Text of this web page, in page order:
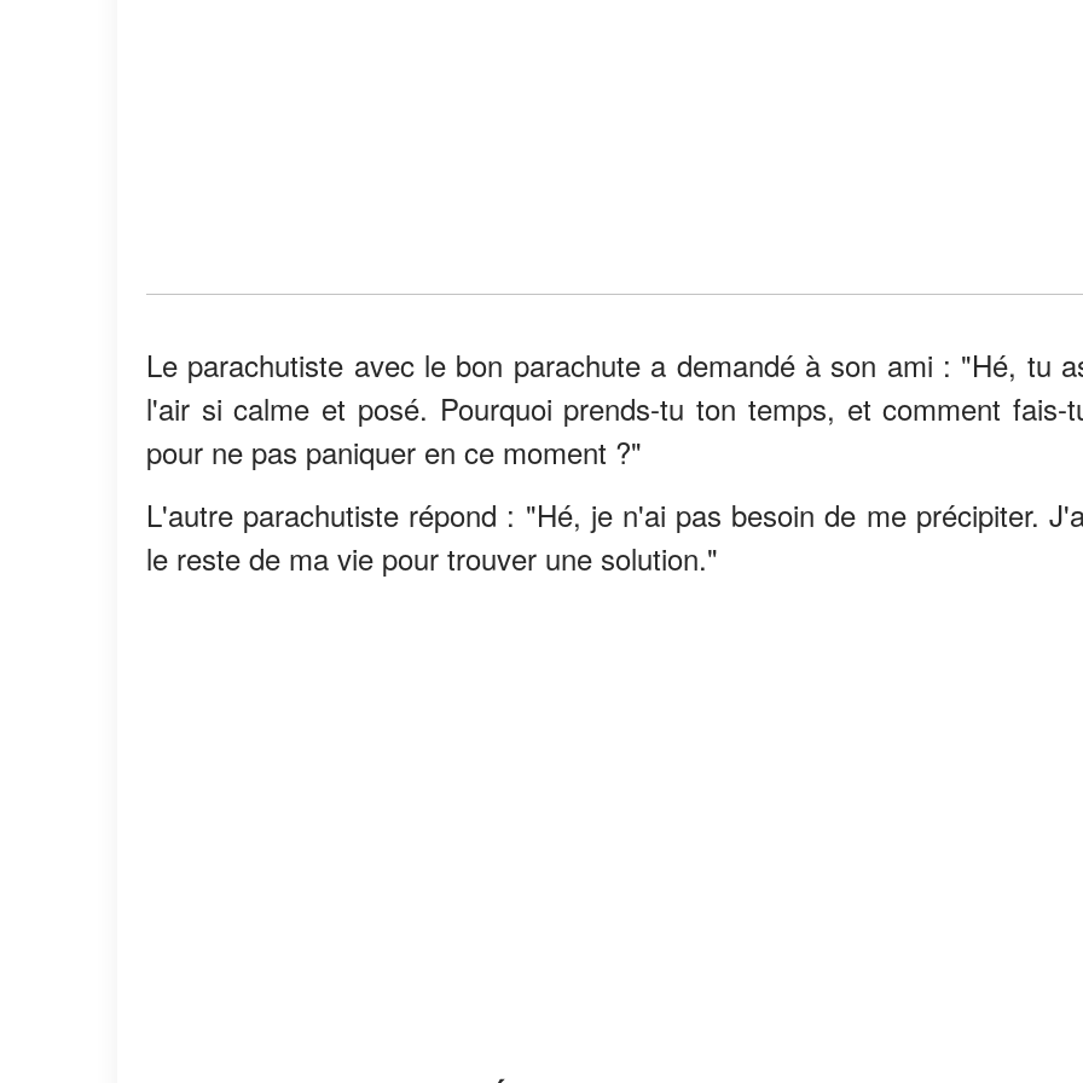
Le parachutiste avec le bon parachute a demandé à son ami : "Hé, tu
l'air si calme et posé. Pourquoi prends-tu ton temps, et comment fais-
pour ne pas paniquer en ce moment ?"
L'autre parachutiste répond : "Hé, je n'ai pas besoin de me précipiter.
le reste de ma vie pour trouver une solution."